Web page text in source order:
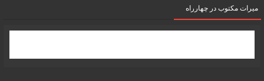
میرات مکتوب در چهارراه